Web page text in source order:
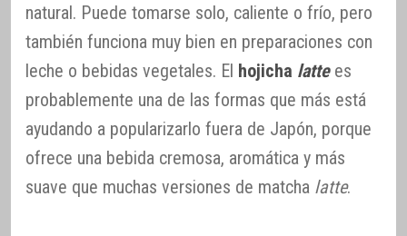
natural. Puede tomarse solo, caliente o frío, pero
también funciona muy bien en preparaciones con
leche o bebidas vegetales. El hojicha lattees
probablemente una de las formas que más está
ayudando a popularizarlo fuera de Japón, porque
ofrece una bebida cremosa, aromática y más
suave que muchas versiones de matcha latte.